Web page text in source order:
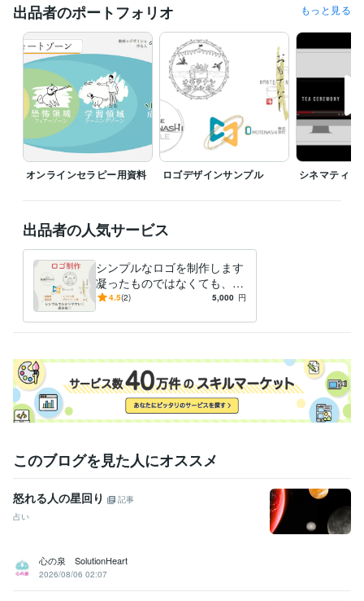
動画やデザインを作る人 みっくん
ビジネス・クリエイティブツール
Adobe Premiere Pro:1年Canva:1年Adobe Illustrator:0年
Adobe After Effects:0年
WordPress:0年
Adobe Photoshop:0年Jw_cad:3年
得意分野
動画編集・映像制作 動画作成
デザイン制作 アイコン・カバー・フライヤーなど作成
出品者のポートフォリオ もっと見る
オンラインセラピー用資料 ロゴデザインサンプル シネマティッ
出品者の人気サービス
シンプルなロゴを制作します
凝ったものではなくても、そ
れっぽいものをお作りしま
4.5(2) 5,000 円
このブログを見た人にオススメ
怒れる人の星回り
記事
占い
心の泉 SolutionHeart
2026/08/06 02:07